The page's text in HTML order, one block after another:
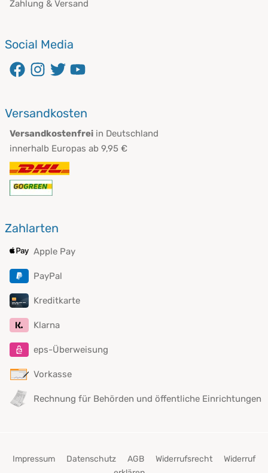
Zahlung & Versand
Social Media
öffnet in neuem Fenster
öffnet in neuem Fenster
öffnet in neuem Fenster
Versandkosten
Versandkostenfrei in Deutschland
innerhalb Europas ab 9,95 €
Zahlarten
Apple Pay
PayPal
Kreditkarte
Klarna
eps-Überweisung
Vorkasse
Rechnung für Behörden und öffentliche Einrichtungen
Impressum Datenschutz AGB Widerrufsrecht
Widerruf